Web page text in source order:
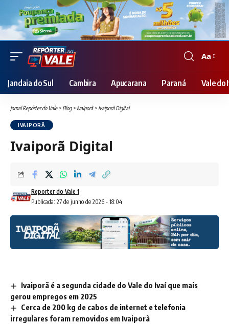
Font
Resizer
Aa
Jandaia do Sul Cambira Apucarana Paraná Vale do
Jornal Repórter do Vale> Blog> Ivaiporã> Ivaiporã Digital
IVAIPORÃ
Ivaiporã Digital
Publicada: 27 de junho de 2026 - 18:04
Reporter do Vale 1
Ivaiporã é a segunda cidade do Vale do Ivaí que mais
gerou empregos em 2025
Cerca de 200 kg de cabos de internet e telefonia
irregulares foram removidos em Ivaiporã